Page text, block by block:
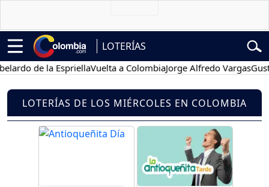
LOTERÍAS
de la EspriellaVuelta a ColombiaJorge Alfredo Vargas
LOTERÍAS DE LOS MIÉRCOLES EN COLOMBIA